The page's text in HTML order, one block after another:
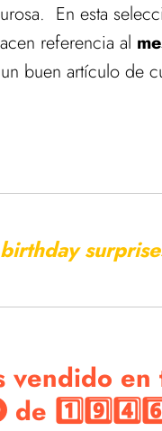
En esta
referencia al
buen artículo de
vendido
1️⃣9️⃣4️⃣6️⃣